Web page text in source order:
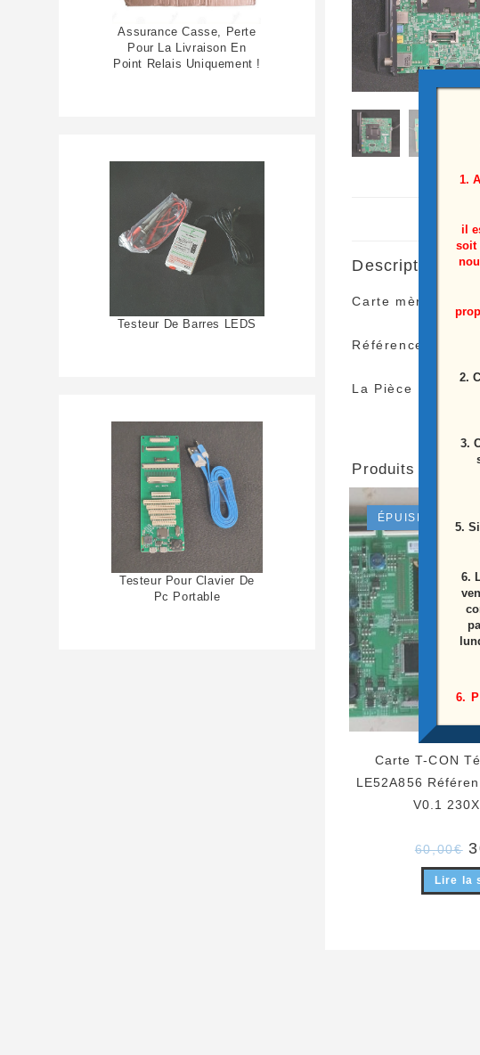
Description
Carte mère télé
Référence: BN41-
La Pièce
Produits
ÉPUISÉ
Carte T-CON
LE52A856
V0.1
60,00€
Lire la
Assurance Casse, Perte
Pour La Livraison En
Point Relais Uniquement !
Testeur De Barres LEDS
Testeur Pour Clavier De
Pc Portable
1.
il
soit
2.
3.
5.
6.
6.